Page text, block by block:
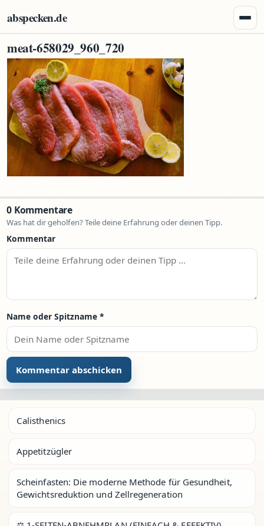
abspecken.de
meat-658029_960_720
0 Kommentare
Was hat dir geholfen? Teile deine Erfahrung oder deinen Tipp.
Kommentar
Name oder Spitzname *
Calisthenics
Appetitzügler
Scheinfasten: Die moderne Methode für Gesundheit,
Gewichtsreduktion und Zellregeneration